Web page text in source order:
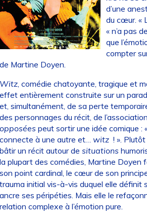
d’une
du cœur. «
« n’a pas
que
compter
Martine Doyen.
, comédie chatoyante, tragique et
entièrement construite sur un
simultanément, de sa perte
personnages du récit, de
peut sortir une idée comique :
à une autre et… witz ! ».
un récit autour de situations
plupart des comédies, Martine Doyen
point cardinal, le cœur de son
initial vis-à-vis duquel elle définit
ses péripéties. Mais elle le
complexe à l’émotion pure.